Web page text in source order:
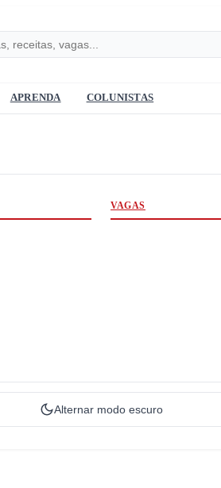
APRENDA COLUNISTAS
VAGAS
Alternar modo escuro